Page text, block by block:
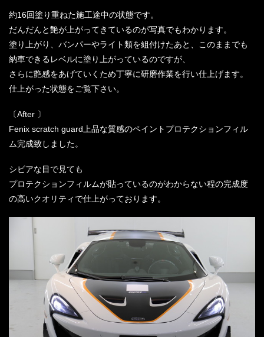
約16回塗り重ねた施工途中の状態です。
だんだんと艶が上がってきているのが写真でもわかります。
塗り上がり、バンパーやライト類を組付けたあと、このままでも
納車できるレベルに塗り上がっているのですが、
さらに艶感をあげていくため丁寧に研磨作業を行い仕上げます。
仕上がった状態をご覧下さい。
〔After 〕
Fenix scratch guard上品な質感のペイントプロテクションフィル
ム完成致しました。
シビアな目で見ても
プロテクションフィルムが貼っているのがわからない程の完成度
の高いクオリティで仕上がっております。